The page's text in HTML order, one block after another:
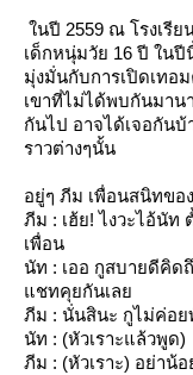
นปี 2559 ณ โรงเรีย
เด็กหนุ่มวัย 16 ปี ใน
มุ่งมั่นกับการเปิดเทอ
เขาที่ไม่ได้พบกันมาน
กันไป อาจได้เจอกันบ้
ราวต่างๆนั้น
อยู่ๆ ภีม เพื่อนสนิทข
ภีม : เฮ้ย! ไงวะไอ้นัท
เพื่อน
นัท : เออ กูสบายดีคิด
ชทคุยกันเล
ภีม : นั่นสินะ กูไม่ค่อ
นัท : (หัวเราะแล้วพูด
ภีม : (หัวเราะ) อย่าน้